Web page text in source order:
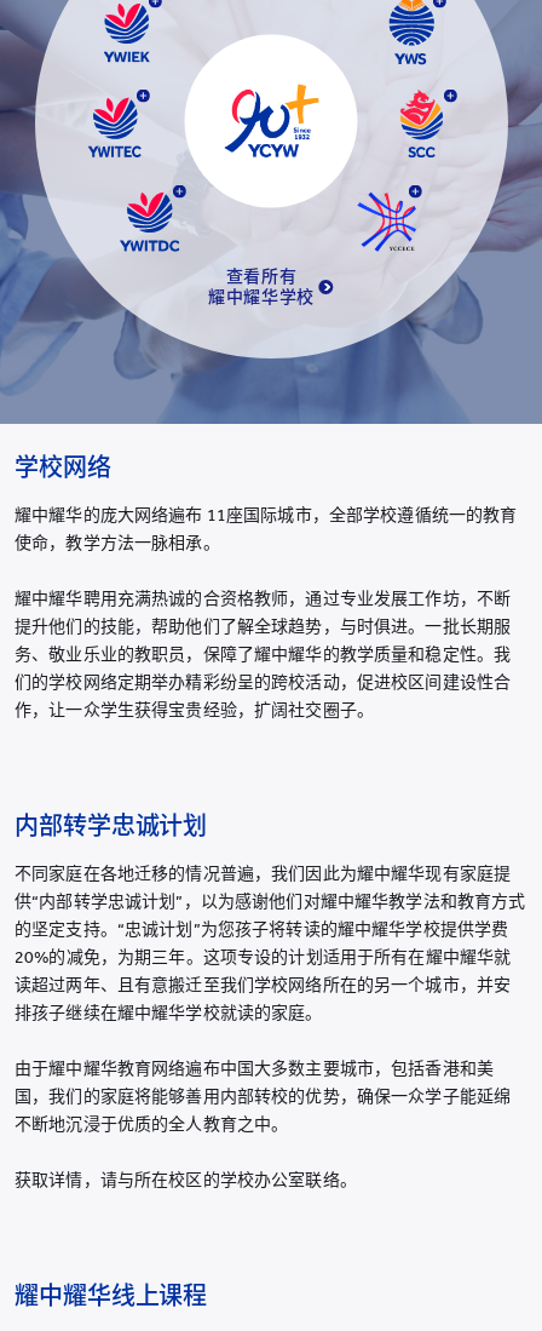
查看所有
耀中耀华学校
学校网络
耀中耀华的庞大网络遍布 11座国际城市，全部学校遵循统一的教育
使命，教学方法一脉相承。
耀中耀华聘用充满热诚的合资格教师，通过专业发展工作坊，不断
提升他们的技能，帮助他们了解全球趋势，与时俱进。一批长期服
务、敬业乐业的教职员，保障了耀中耀华的教学质量和稳定性。我
们的学校网络定期举办精彩纷呈的跨校活动，促进校区间建设性合
作，让一众学生获得宝贵经验，扩阔社交圈子。
内部转学忠诚计划
不同家庭在各地迁移的情况普遍，我们因此为耀中耀华现有家庭提
供“内部转学忠诚计划”，以为感谢他们对耀中耀华教学法和教育方式
的坚定支持。“忠诚计划”为您孩子将转读的耀中耀华学校提供学费
20%的减免，为期三年。这项专设的计划适用于所有在耀中耀华就
读超过两年、且有意搬迁至我们学校网络所在的另一个城市，并安
排孩子继续在耀中耀华学校就读的家庭。
由于耀中耀华教育网络遍布中国大多数主要城市，包括香港和美
国，我们的家庭将能够善用内部转校的优势，确保一众学子能延绵
不断地沉浸于优质的全人教育之中。
获取详情，请与所在校区的学校办公室联络。
耀中耀华线上课程